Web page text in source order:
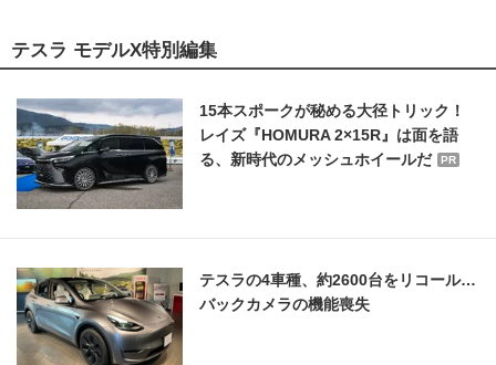
テスラ モデルX特別編集
15本スポークが秘める大径トリック！
レイズ『HOMURA 2×15R』は面を語
る、新時代のメッシュホイールだ
PR
テスラの4車種、約2600台をリコール…
バックカメラの機能喪失